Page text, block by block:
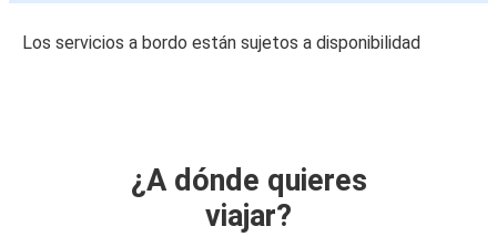
Los servicios a bordo están sujetos a disponibilidad
¿A dónde quieres
viajar?